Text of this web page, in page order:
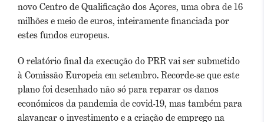
novo Centro de Qualificação dos Açores, uma obra de 16
milhões e meio de euros, inteiramente financiada por
estes fundos europeus.
O relatório final da execução do PRR vai ser submetido
à Comissão Europeia em setembro. Recorde-se que este
plano foi desenhado não só para reparar os danos
económicos da pandemia de covid-19, mas também para
alavancar o investimento e a criação de emprego na